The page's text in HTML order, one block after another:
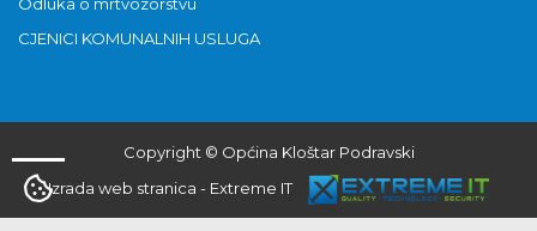
CJENICI KOMUNALNIH USLUGA
Copyright © Općina Kloštar Podravski
Izrada web stranica - Extreme IT